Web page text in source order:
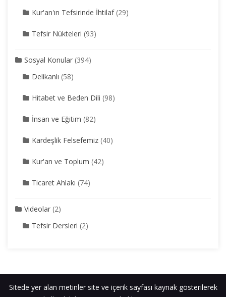
Kur'an'ın Tefsirinde İhtilaf(29)
Tefsir Nükteleri (93)
Sosyal Konular (394)
Delikanlı (58)
Hitabet ve Beden Dili (98)
İnsan ve Eğitim (82)
Kardeşlik Felsefemiz (40)
Kur'an ve Toplum (42)
Ticaret Ahlakı (74)
Videolar (2)
Tefsir Dersleri (2)
Sitede yer alan metinler site ve içerik sayfası kaynak gösterilerek